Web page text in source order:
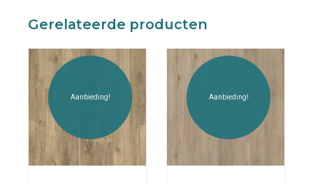
Gerelateerde producten
Aanbieding! Aanbieding!